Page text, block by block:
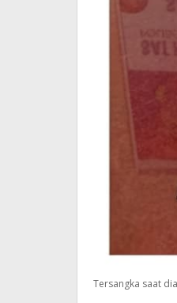
Tersangka saat